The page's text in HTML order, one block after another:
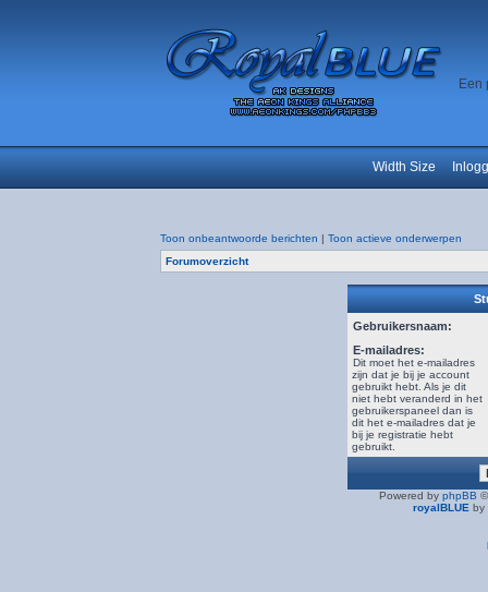
Een
Width Size
Toon onbeantwoorde berichten | Toon actieve onderwerpen
Forumoverzicht
Gebruikersnaam:
E-mailadres:
Dit moet het e-mailadres
zijn dat je bij je account
gebruikt hebt. Als je dit
niet hebt veranderd in het
gebruikerspaneel dan is
dit het e-mailadres dat je
bij je registratie hebt
gebruikt.
Powered by phpBB
royalBLUE by